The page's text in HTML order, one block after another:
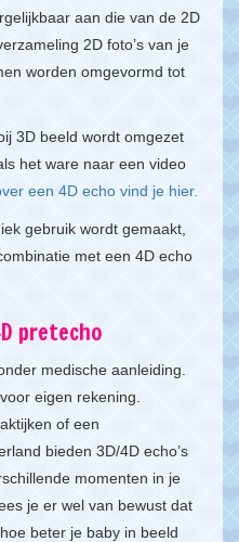
aan die van de 2D
2D foto’s van je
worden omgevormd tot
3D beeld wordt omgezet
het ware naar een video
een 4D echo vind je hier.
gebruik wordt gemaakt,
met een 4D echo
pretecho
medische aanleiding.
eigen rekening.
of een
bieden 3D/4D echo’s
momenten in je
je er wel van bewust dat
beter je baby in beeld